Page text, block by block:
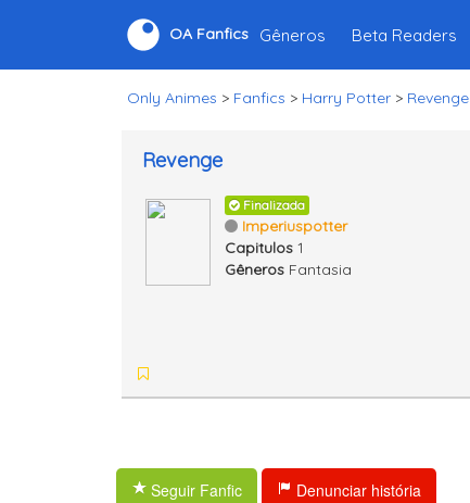
OA Fanfics Gêneros Beta Readers
Only Animes > Fanfics > Harry Potter > Revenge
Revenge
Finalizada
Imperiuspotter
Capitulos 1
Gêneros Fantasia
Seguir Fanfic Denunciar história